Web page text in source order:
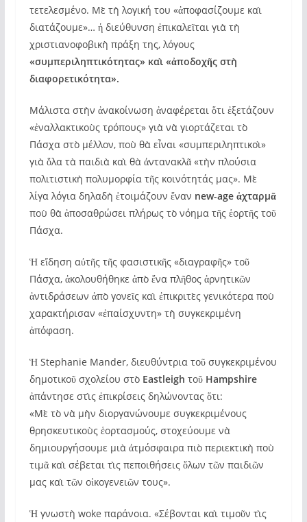
τετελεσμένο. Μὲ τὴ λογική του «ἀποφασίζουμε καὶ
διατάζουμε»… ἡ διεύθυνση ἐπικαλεῖται γιὰ τὴ
χριστιανοφοβικὴ πράξη της, λόγους
«συμπεριληπτικότητας» καὶ «ἀποδοχῆς στὴ
διαφορετικότητα».
Μάλιστα στὴν ἀνακοίνωση ἀναφέρεται ὅτι ἐξετάζουν
«ἐναλλακτικοὺς τρόπους» γιὰ νὰ γιορτάζεται τὸ
Πάσχα στὸ μέλλον, ποὺ θὰ εἶναι «συμπεριληπτικοὶ»
γιὰ ὅλα τὰ παιδιὰ καὶ θὰ ἀντανακλᾶ «τὴν πλούσια
πολιτιστικὴ πολυμορφία τῆς κοινότητάς μας». Μὲ
λίγα λόγια δηλαδὴ ἑτοιμάζουν ἕναν new-age ἀχταρμᾶ
ποὺ θὰ ἀποσαθρώσει πλήρως τὸ νόημα τῆς ἑορτῆς τοῦ
Πάσχα.
Ἡ εἴδηση αὐτῆς τῆς φασιστικῆς «διαγραφῆς» τοῦ
Πάσχα, ἀκολουθήθηκε ἀπὸ ἕνα πλῆθος ἀρνητικῶν
ἀντιδράσεων ἀπὸ γονεῖς καὶ ἐπικριτὲς γενικότερα ποὺ
χαρακτήρισαν «ἐπαίσχυντη» τὴ συγκεκριμένη
ἀπόφαση.
Ἡ Stephanie Mander, διευθύντρια τοῦ συγκεκριμένου
δημοτικοῦ σχολείου στὸ Eastleigh τοῦ Hampshire
ἀπάντησε στὶς ἐπικρίσεις δηλώνοντας ὅτι:
«Μὲ τὸ νὰ μὴν διοργανώνουμε συγκεκριμένους
θρησκευτικοὺς ἑορτασμούς, στοχεύουμε νὰ
δημιουργήσουμε μιὰ ἀτμόσφαιρα πιὸ περιεκτικὴ ποὺ
τιμᾶ καὶ σέβεται τὶς πεποιθήσεις ὅλων τῶν παιδιῶν
μας καὶ τῶν οἰκογενειῶν τους».
Ἡ γνωστὴ woke παράνοια. «Σέβονται καὶ τιμοῦν τὶς